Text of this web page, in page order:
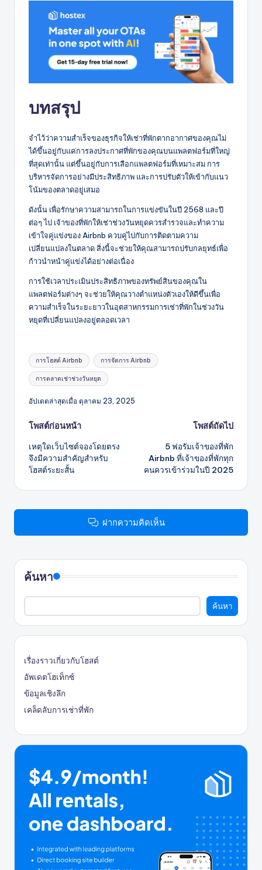
บทสรุป
จำไว้ว่าความสำเร็จของธุรกิจให้เช่าที่พักตากอากาศของคุณไม่
ได้ขึ้นอยู่กับแค่การลงประกาศที่พักของคุณบนแพลตฟอร์มที่ใหญ่
ที่สุดเท่านั้น แต่ขึ้นอยู่กับการเลือกแพลตฟอร์มที่เหมาะสม การ
บริหารจัดการอย่างมีประสิทธิภาพ และการปรับตัวให้เข้ากับแนว
โน้มของตลาดอยู่เสมอ
ดังนั้น เพื่อรักษาความสามารถในการแข่งขันในปี 2568 และปี
ต่อๆ ไป เจ้าของที่พักให้เช่าช่วงวันหยุดควรสำรวจและทำความ
เข้าใจคู่แข่งของ Airbnb ควบคู่ไปกับการติดตามความ
เปลี่ยนแปลงในตลาด สิ่งนี้จะช่วยให้คุณสามารถปรับกลยุทธ์เพื่อ
ก้าวนำหน้าคู่แข่งได้อย่างต่อเนื่อง
การใช้เวลาประเมินประสิทธิภาพของทรัพย์สินของคุณใน
แพลตฟอร์มต่างๆ จะช่วยให้คุณวางตำแหน่งตัวเองให้ดีขึ้นเพื่อ
ความสำเร็จในระยะยาวในอุตสาหกรรมการเช่าที่พักในช่วงวัน
หยุดที่เปลี่ยนแปลงอยู่ตลอดเวลา
แท็ก:
การโฮสต์ Airbnb การจัดการ Airbnb
การตลาดเช่าช่วงวันหยุด
อัปเดตล่าสุดเมื่อ ตุลาคม 23, 2025
โพสต์
นำทาง
โพสต์ก่อนหน้า
เหตุใดเว็บไซต์จองโดยตรง
จึงมีความสำคัญสำหรับ
โฮสต์ระยะสั้น
โพสต์ถัดไป
5 ฟอรัมเจ้าของที่พัก
Airbnb ที่เจ้าของที่พักทุก
คนควรเข้าร่วมในปี 2025
ฝากความคิดเห็น
ค้นหา
ค้นหา
เรื่องราวเกี่ยวกับโฮสต์
อัพเดตโฮเท็กซ์
ข้อมูลเชิงลึก
เคล็ดลับการเช่าที่พัก